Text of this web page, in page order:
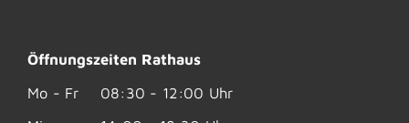
Öffnungszeiten Rathaus
Mo - Fr
08:30 - 12:00 Uhr